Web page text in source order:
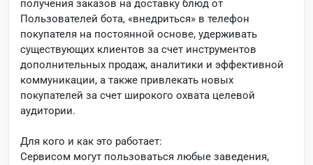
получения заказов на доставку блюд от
Пользователей бота, «внедриться» в телефон
покупателя на постоянной основе, удерживать
существующих клиентов за счет инструментов
дополнительных продаж, аналитики и эффективной
коммуникации, а также привлекать новых
покупателей за счет широкого охвата целевой
аудитории.
Для кого и как это работает:
Сервисом могут пользоваться любые заведения,